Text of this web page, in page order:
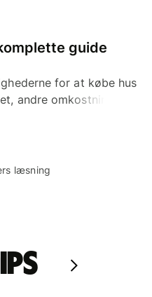
guide
for at købe hus
andre omkostninger
læsning